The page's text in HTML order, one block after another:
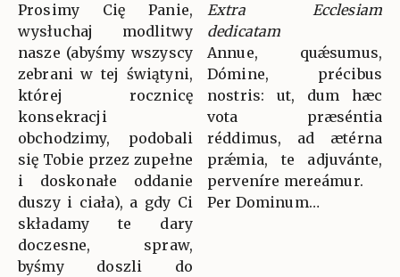
Prosimy Cię Panie,
wysłuchaj modlitwy
nasze (abyśmy wszyscy
zebrani w tej świątyni,
której rocznicę
konsekracji
obchodzimy, podobali
się Tobie przez zupełne
i doskonałe oddanie
duszy i ciała), a gdy Ci
składamy te dary
doczesne, spraw,
byśmy doszli do
Extra Ecclesiam
dedicatam
Annue, quǽsumus,
Dómine, précibus
nostris: ut, dum hæc
vota præséntia
réddimus, ad ætérna
prǽmia, te adjuvánte,
perveníre mereámur.
Per Dominum…